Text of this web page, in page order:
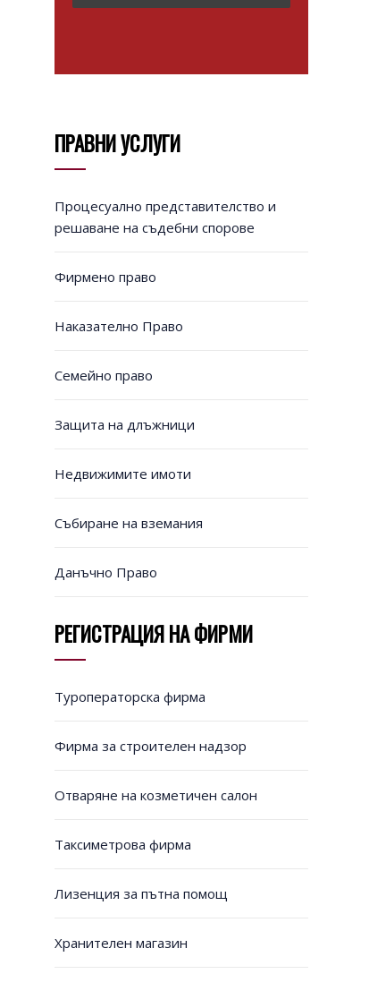
ПРАВНИ УСЛУГИ
Процесуално представителство и
решаване на съдебни спорове
Фирмено право
Наказателно Право
Семейно право
Защита на длъжници
Недвижимите имоти
Събиране на вземания
Данъчно Право
РЕГИСТРАЦИЯ НА ФИРМИ
Туроператорска фирма
Фирма за строителен надзор
Отваряне на козметичен салон
Таксиметрова фирма
Лизенция за пътна помощ
Хранителен магазин